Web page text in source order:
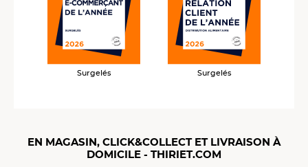
Surgelés Surgelés
EN MAGASIN, CLICK&COLLECT ET LIVRAISON À
DOMICILE - THIRIET.COM